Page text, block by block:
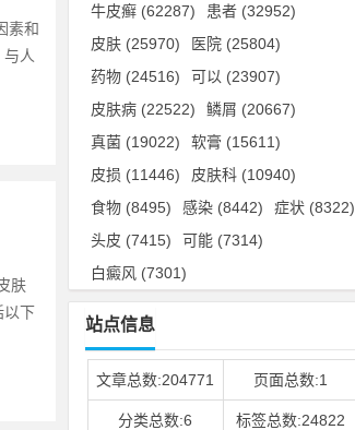
素和
人
肤
以下
牛皮癣 (62287) 患者 (32952)
皮肤 (25970) 医院 (25804)
药物 (24516) 可以 (23907)
皮肤病 (22522) 鳞屑 (20667)
真菌 (19022) 软膏 (15611)
皮损 (11446) 皮肤科 (10940)
食物 (8495) 感染 (8442) 症状 (8322)
头皮 (7415) 可能 (7314)
白癜风 (7301)
站点信息
文章总数:204771 页面总数:1
分类总数:6 标签总数:24822